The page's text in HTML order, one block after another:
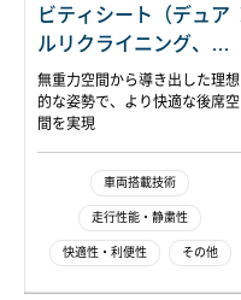
ビティシート（デュア
ルリクライニング、オ
ットマン付き）
無重力空間から導き出した理想
的な姿勢で、より快適な後席空
間を実現
車両搭載技術
走行性能・静粛性
快適性・利便性 その他